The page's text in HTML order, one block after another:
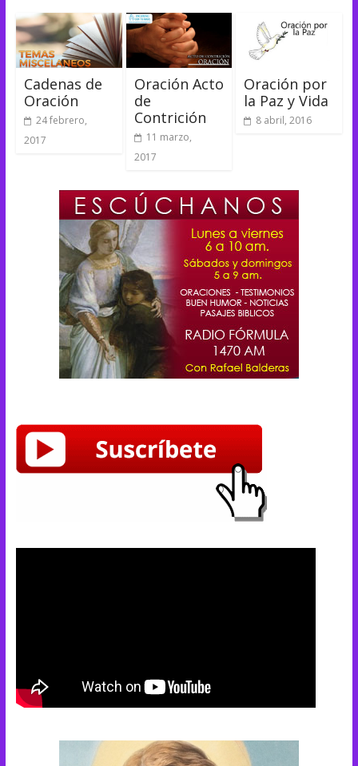
Cadenas de
Oración
24 febrero,
2017
Oración Acto
de
Contrición
11 marzo,
2017
Oración por
la Paz y Vida
8 abril, 2016